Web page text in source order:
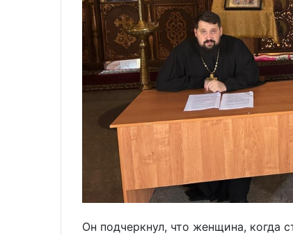
Он подчеркнул, что женщина, когда